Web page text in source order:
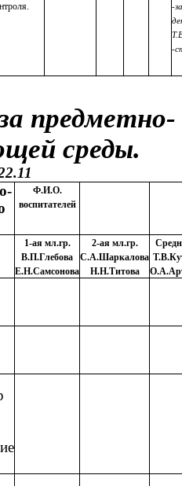
-
-
предметно-
среды.
Ф.И.О.
воспитателей
1-ая мл.гр.
В.П.Глебова
Е.Н.Самсонова
2-ая мл.гр.
С.А.Шаркалова
Н.Н.Титова